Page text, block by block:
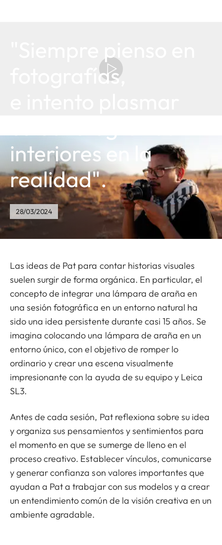
"Siempre pienso en
fotografías,
interiores en la
realidad".
28/03/2024
Las ideas de Pat para contar historias visuales
suelen surgir de forma orgánica. En particular, el
concepto de integrar una lámpara de araña en
una sesión fotográfica en un entorno natural ha
sido una idea persistente durante casi 15 años. Se
imagina colocando una lámpara de araña en un
entorno único, con el objetivo de romper lo
ordinario y crear una escena visualmente
impresionante con la ayuda de su equipo y Leica
SL3.
Antes de cada sesión, Pat reflexiona sobre su idea
y organiza sus pensamientos y sentimientos para
el momento en que se sumerge de lleno en el
proceso creativo. Establecer vínculos, comunicarse
y generar confianza son valores importantes que
ayudan a Pat a trabajar con sus modelos y a crear
un entendimiento común de la visión creativa en un
ambiente agradable.